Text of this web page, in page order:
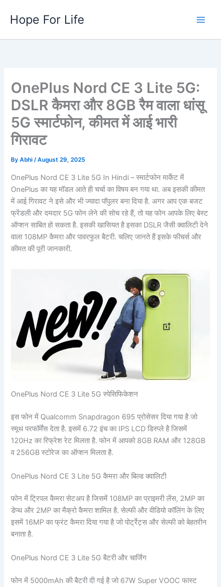
Hope For Life
OnePlus Nord CE 3 Lite 5G:
DSLR कैमरा और 8GB रैम वाला धांसू
5G स्मार्टफोन, कीमत में आई भारी
गिरावट
ByAbhi/August 29, 2025
OnePlus Nord CE 3 Lite 5G In Hindi – स्मार्टफोन मार्केट में
OnePlus का यह मॉडल आते ही चर्चा का विषय बन गया था. अब इसकी कीमत
में आई गिरावट ने इसे और भी ज्यादा पॉपुलर बना दिया है. अगर आप एक बजट
फ्रेंडली और दमदार 5G फोन लेने की सोच रहे हैं, तो यह फोन आपके लिए बेस्ट
ऑप्शन साबित हो सकता है. इसकी खासियत है इसका DSLR जैसी क्वालिटी देने
वाला 108MP कैमरा और पावरफुल बैटरी. चलिए जानते हैं इसके फीचर्स और
कीमत की पूरी जानकारी.
OnePlus Nord CE 3 Lite 5G स्पेसिफिकेशन
इस फोन में Qualcomm Snapdragon 695 प्रोसेसर दिया गया है जो
स्मूथ परफॉर्मेंस देता है. इसमें 6.72 इंच का IPS LCD डिस्प्ले है जिसमें
120Hz का रिफ्रेश रेट मिलता है. फोन में आपको 8GB RAM और 128GB
व 256GB स्टोरेज का ऑप्शन मिलता है.
OnePlus Nord CE 3 Lite 5G कैमरा और बिल्ड क्वालिटी
फोन में ट्रिपल कैमरा सेटअप है जिसमें 108MP का प्राइमरी लेंस, 2MP का
डेप्थ और 2MP का मैक्रो कैमरा शामिल है. सेल्फी और वीडियो कॉलिंग के लिए
इसमें 16MP का फ्रंट कैमरा दिया गया है जो पोर्ट्रेट्स और सेल्फी को बेहतरीन
बनाता है.
OnePlus Nord CE 3 Lite 5G बैटरी और चार्जिंग
फोन में 5000mAh की बैटरी दी गई है जो 67W Super VOOC फास्ट